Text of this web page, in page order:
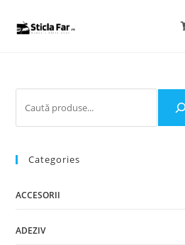
Categories
ACCESORII
ADEZIV